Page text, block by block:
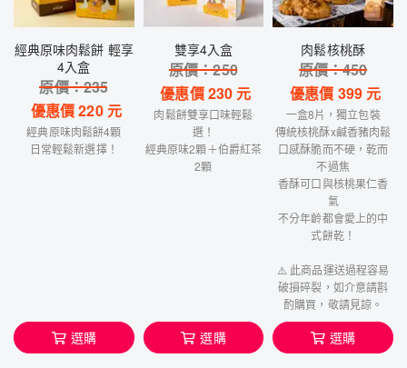
經典原味肉鬆餅 輕享
4入盒
原價：235
優惠價220元
經典原味肉鬆餅4顆
日常輕鬆新選擇！
選購
雙享4入盒
原價：250
優惠價230 元
肉鬆餅雙享口味輕鬆
選！
經典原味2顆＋伯爵紅茶
2顆
選購
肉鬆核桃酥
原價：450
優惠價 399元
一盒8片，獨立包裝
傳統核桃酥x鹹香豬肉鬆
口感酥脆而不硬，乾而
不過焦
香酥可口與核桃果仁香
氣
不分年齡都會愛上的中
式餅乾！
⚠️ 此商品運送過程容易
破損碎裂，如介意請斟
酌購買，敬請見諒。
選購